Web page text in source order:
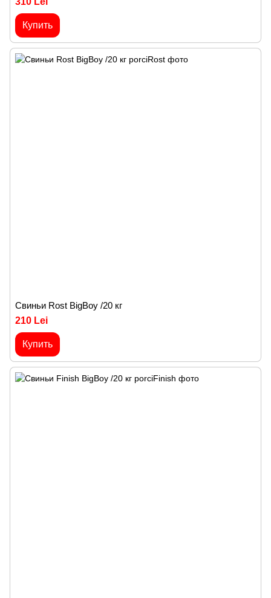
Купить
Cвиньи Rost BigBoy /20 кг
210 Lei
Купить